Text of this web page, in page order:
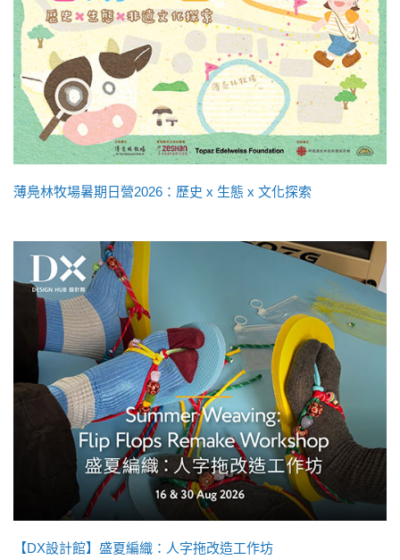
薄鳧林牧場暑期日營2026：歷史 x 生態 x 文化探索
【DX設計館】盛夏編織：人字拖改造工作坊